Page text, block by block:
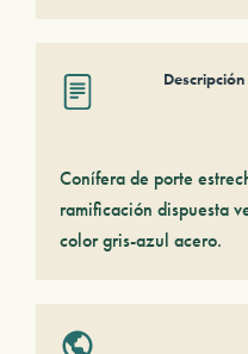
Descripción
Conífera de porte
ramificación dispuesta
color gris-azul acero.